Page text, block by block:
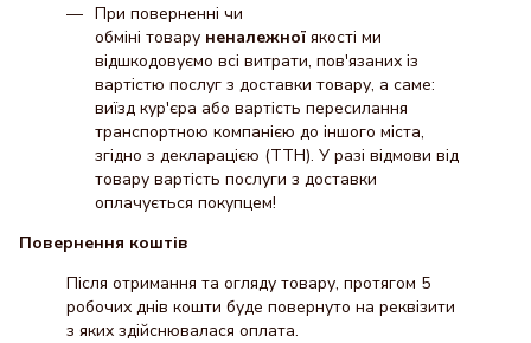
При поверненні чи
обміні товару неналежної якості ми
відшкодовуємо всі витрати, пов'язаних із
вартістю послуг з доставки товару, а саме:
виїзд кур'єра або вартість пересилання
транспортною компанією до іншого міста,
згідно з декларацією (ТТН). У разі відмови від
товару вартість послуги з доставки
оплачується покупцем!
Повернення коштів
Після отримання та огляду товару, протягом 5
робочих днів кошти буде повернуто на реквізити
з яких здійснювалася оплата.